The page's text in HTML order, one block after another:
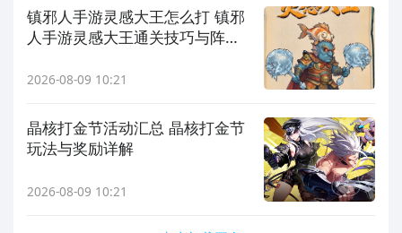
镇邪人手游灵感大王怎么打 镇邪
人手游灵感大王通关技巧与阵容
2026-08-09 10:21
晶核打金节活动汇总 晶核打金节
玩法与奖励详解
2026-08-09 10:21